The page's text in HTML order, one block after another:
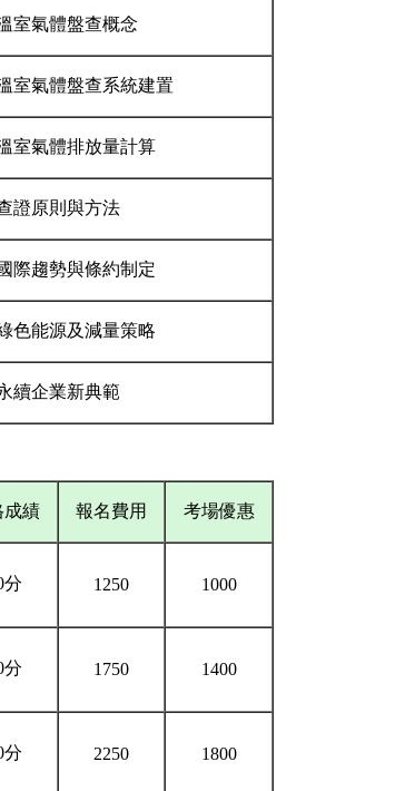
室氣體盤查概念
室氣體盤查系統建置
室氣體排放量計算
證原則與方法
際趨勢與條約制定
色能源及減量策略
續企業新典範
成績 報名費用 考場優惠
分 1250 1000
分 1750 1400
分 2250 1800